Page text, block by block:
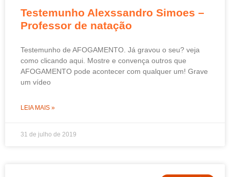
Testemunho Alexssandro Simoes –
Professor de natação
Testemunho de AFOGAMENTO. Já gravou o seu? veja
como clicando aqui. Mostre e convença outros que
AFOGAMENTO pode acontecer com qualquer um! Grave
um vídeo
LEIA MAIS »
31 de julho de 2019